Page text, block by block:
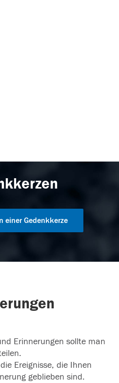
einer Gedenkkerze
Erinnerungen sollte man
Ereignisse, die Ihnen
geblieben sind.